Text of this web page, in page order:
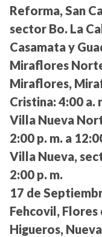
Reforma, San
sector Bo. La
Casamata y
Miraflores
Miraflores,
Cristina: 4:00 a.
Villa Nueva
2:00 p. m. a
Villa Nueva,
2:00 p. m.
17 de
Fehcovil,
Higueros,